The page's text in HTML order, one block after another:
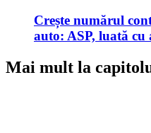
Crește numărul
auto: ASP, luată cu
Mai mult la